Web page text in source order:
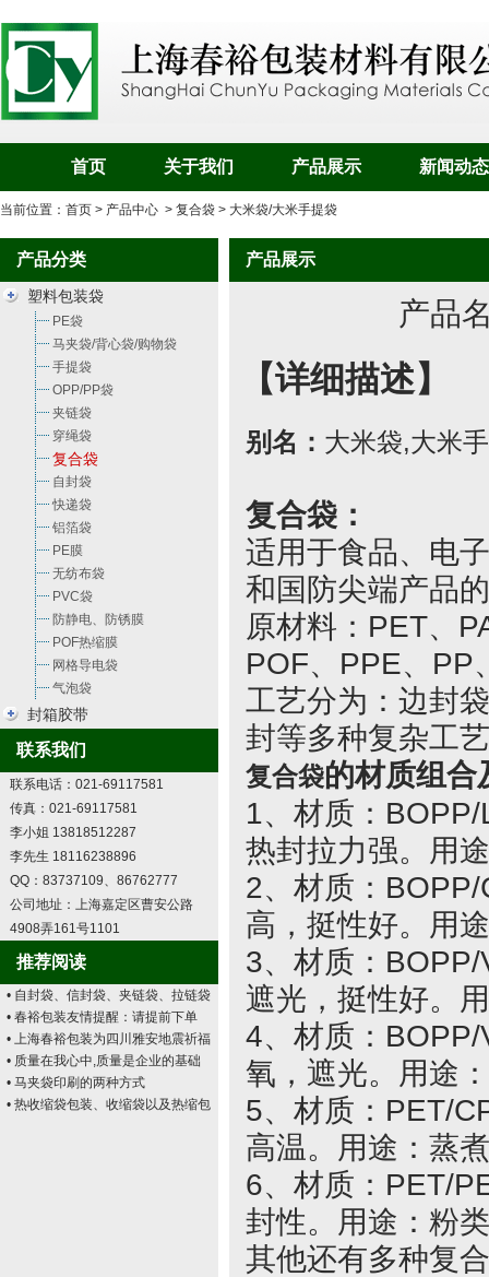
首页 关于我们 产品展示 新闻动态
当前位置： 首页 > 产品中心 > 复合袋 > 大米袋/大米手提袋
产品分类
塑料包装袋
PE袋
马夹袋/背心袋/购物袋
手提袋
OPP/PP袋
夹链袋
穿绳袋
复合袋
自封袋
快递袋
铝箔袋
PE膜
无纺布袋
PVC袋
防静电、防锈膜
POF热缩膜
网格导电袋
气泡袋
封箱胶带
联系我们
联系电话：021-69117581
传真：021-69117581
李小姐 13818512287
李先生 18116238896
QQ：83737109、86762777
公司地址：上海嘉定区曹安公路
4908弄161号1101
推荐阅读
• 自封袋、信封袋、夹链袋、拉链袋
• 春裕包装友情提醒：请提前下单
• 上海春裕包装为四川雅安地震祈福
• 质量在我心中,质量是企业的基础
• 马夹袋印刷的两种方式
• 热收缩袋包装、收缩袋以及热缩包
产品展示
产品
【详细描述】
别名： 大米袋,大米
复合袋：
适用于食品、电
和国防尖端产品
原材料：PET、
POF、PPE、PP
工艺分为：边封
封等多种复杂工
复合袋的材质组合
1、材质：
热封拉力强。用
2、材质：
高，挺性好。用
3、材质：
遮光，挺性好。
4、材质：
氧，遮光。用途
5、材质：PET/
高温。用途：蒸
6、材质：PET/
封性。用途：粉
其他还有多种复